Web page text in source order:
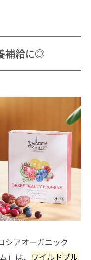
補給に◎
シアオーガニック
」は、 ワイルドブル